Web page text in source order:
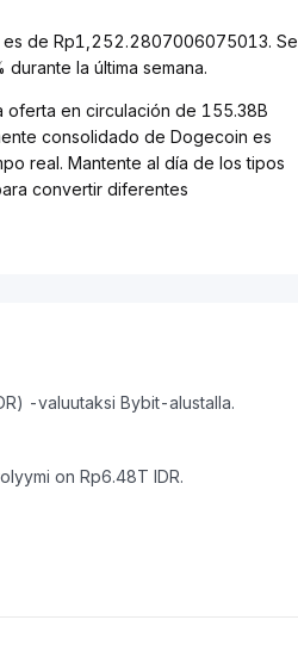
es de Rp1,252.2807006075013. Se
la última semana.
oferta en circulación de 155.38B
consolidado de Dogecoin es
real. Mantente al día de los tipos
convertir diferentes
-valuutaksi Bybit-alustalla.
on Rp6.48T IDR.